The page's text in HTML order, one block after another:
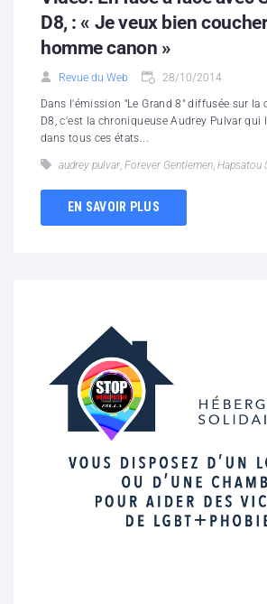
D8, : « Je veux bien
homme canon »
Revue du Web 28/10/2014
Dans l'émission "Le Grand 8" diffusée sur la
D8, c'est la chroniqueuse Audrey Pulvar qui
dans tous ces états...
audrey pulvar, Forever Gentlemen, Hapsatou
EN SAVOIR PLUS